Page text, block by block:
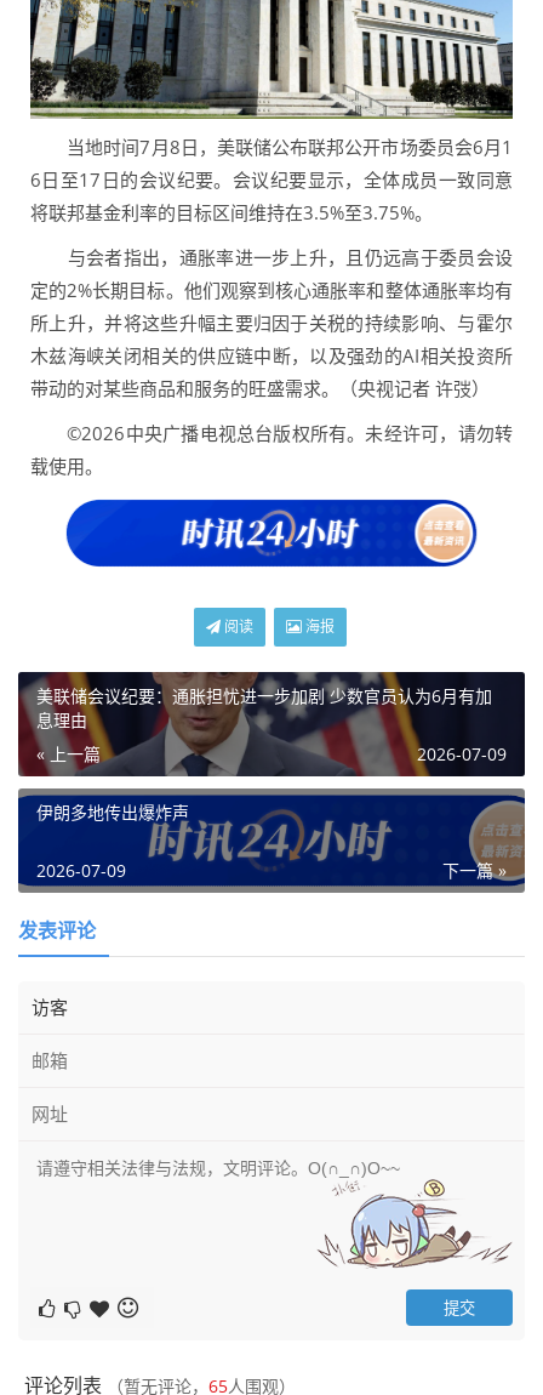
当地时间7月8日，美联储公布联邦公开市场委员会6月1
6日至17日的会议纪要。会议纪要显示，全体成员一致同意
将联邦基金利率的目标区间维持在3.5%至3.75%。
与会者指出，通胀率进一步上升，且仍远高于委员会设
定的2%长期目标。他们观察到核心通胀率和整体通胀率均有
所上升，并将这些升幅主要归因于关税的持续影响、与霍尔
木兹海峡关闭相关的供应链中断，以及强劲的AI相关投资所
带动的对某些商品和服务的旺盛需求。（央视记者 许弢）
©2026中央广播电视总台版权所有。未经许可，请勿转
载使用。
阅读 海报
美联储会议纪要：通胀担忧进一步加剧 少数官员认为6月有加
息理由
« 上一篇
2026-07-09
伊朗多地传出爆炸声
下一篇 »
2026-07-09
发表评论
评论列表 （暂无评论， 65人围观）